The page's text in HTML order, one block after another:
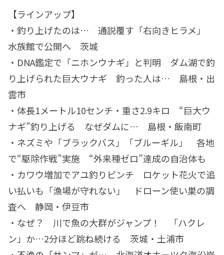
【ラインアップ】
・釣り上げたのは… 通説覆す「右向きヒラメ」
水族館で公開へ 茨城
・DNA鑑定で「ニホンウナギ」と判明 ダム湖で釣
り上げられた巨大ウナギ 釣った人は… 島根・出
雲市
・体長1メートル10センチ・重さ2.9キロ “巨大ウ
ナギ”釣り上げる なぜダムに… 島根・飯南町
・ネズミや「ブラックバス」「ブルーギル」 各地
で“駆除作戦”実施 “外来種ゼロ”達成の自治体も
・カワウ増加でアユ釣りピンチ ロケット花火で追
い払いも「漁場が守れない」 ドローン使い巣の調
査へ 静岡・伊豆市
・なぜ？ 川で魚の大群がジャンプ！ 「ハクレ
ン」か…2分ほど跳ね続ける 茨城・土浦市